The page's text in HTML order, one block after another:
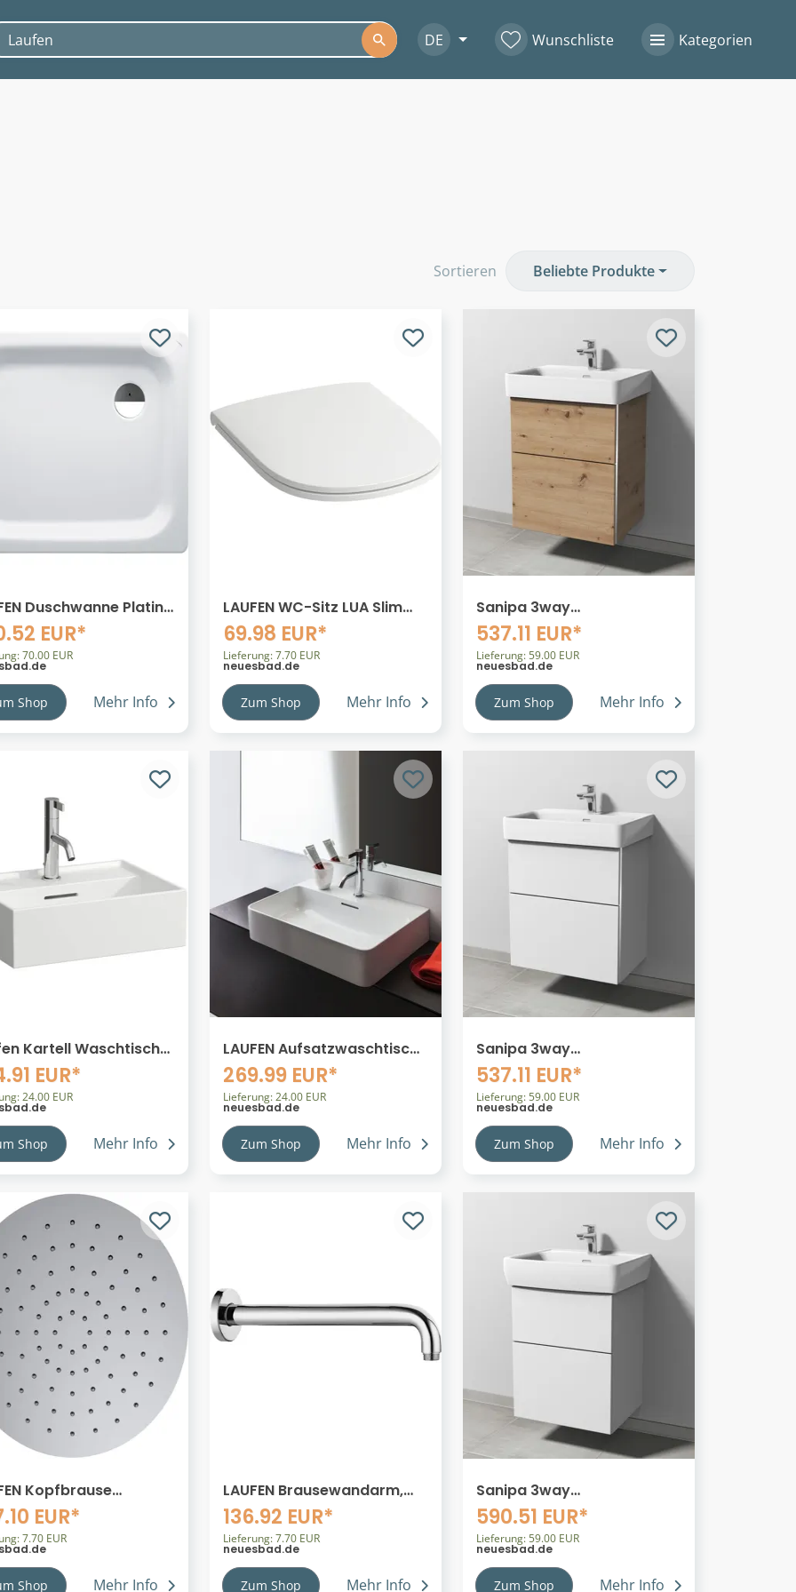
DE Wunschliste Kategorien
Sortieren Beliebte Produkte
Duschwanne Platina
inkl.Schallschutz
weiß,
EUR*
70.00 EUR
Shop Mehr Info
LAUFEN WC-Sitz LUA Slim
H8910830000001
69.98 EUR*
Lieferung: 7.70 EUR
neuesbad.de
Zum Shop Mehr Info
Sanipa 3way
Waschtischunterbau zu
Laufen Pro S Waschtisch
mit 2 Auszügen, Eiche
Natural-Touch BR76685
537.11 EUR*
Lieferung: 59.00 EUR
neuesbad.de
Zum Shop Mehr Info
Kartell Waschtisch
81533.0
EUR*
24.00 EUR
Shop Mehr Info
LAUFEN Aufsatzwaschtisch
VAL 550x420, weiß mit LCC
,Unterseite geschliffen,
81628.2, 8162824001041
H8162824001041
269.99 EUR*
Lieferung: 24.00 EUR
neuesbad.de
Zum Shop Mehr Info
Sanipa 3way
Waschtischunterbau zu
Laufen Pro S Waschtisch
mit 2 Auszügen, Weiß-Soft
BR76743
537.11 EUR*
Lieferung: 59.00 EUR
neuesbad.de
Zum Shop Mehr Info
Kopfbrause
Edelstahl Rund
Brausenarm
EUR*
7.70 EUR
Shop Mehr Info
LAUFEN Brausewandarm,
runde Rosette, Ausladung
420mm, chrom
HF960109100001
136.92 EUR*
Lieferung: 7.70 EUR
neuesbad.de
Zum Shop Mehr Info
Sanipa 3way
Waschtischunterbau zu
Laufen Pro A Waschtisch
mit 2 Auszügen, Weiß-Soft
SM75643
590.51 EUR*
Lieferung: 59.00 EUR
neuesbad.de
Zum Shop Mehr Info